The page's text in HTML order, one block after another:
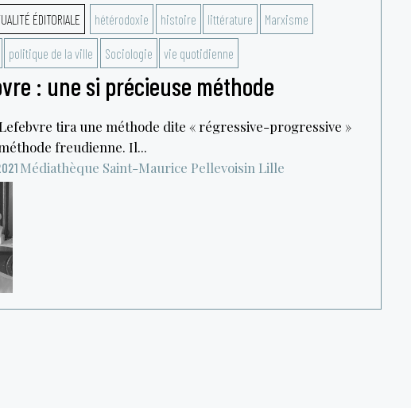
ÉDITORIALE hétérodoxie histoire littérature Marxisme
politique de la ville Sociologie vie quotidienne
: une si précieuse méthode
tira une méthode dite « régressive-progressive »
freudienne. Il...
Médiathèque Saint-Maurice Pellevoisin Lille